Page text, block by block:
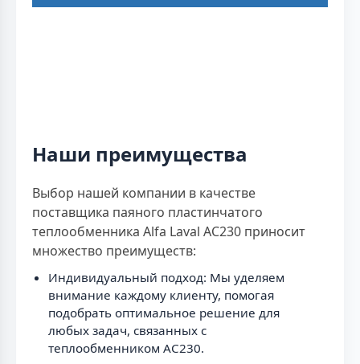
Наши преимущества
Выбор нашей компании в качестве
поставщика паяного пластинчатого
теплообменника Alfa Laval AC230 приносит
множество преимуществ:
Индивидуальный подход: Мы уделяем
внимание каждому клиенту, помогая
подобрать оптимальное решение для
любых задач, связанных с
теплообменником AC230.